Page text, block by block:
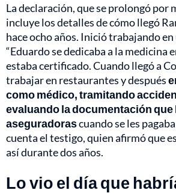
La declaración, que se prolongó por
incluye los detalles de cómo llegó
hace ocho años. Inició trabajando
“Eduardo se dedicaba a la medicina
estaba certificado. Cuando llegó a
trabajar en restaurantes y después
como médico, tramitando
evaluando la documentación que
aseguradorascuando se les
cuenta el testigo, quien afirmó que
así durante dos años.
Lo vio el día que